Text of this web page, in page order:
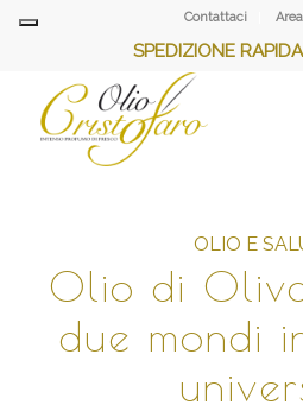
Contattaci
SPEDIZIONE
OLIO E
Olio di
due mondi